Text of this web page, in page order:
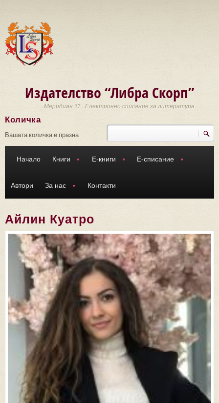
Издателство “Либра Скорп”
Меридиан 27 - Електронно списание за литература
Търси
Количка
Вашата количка е празна
Начало Книги Е-книги Е-списание
Автори За нас Контакти
Айлин Куатро